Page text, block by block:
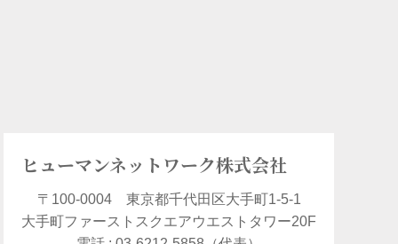
ヒューマンネットワーク株式会社
〒100-0004 東京都千代田区大手町1-5-1
大手町ファーストスクエアウエストタワー20F